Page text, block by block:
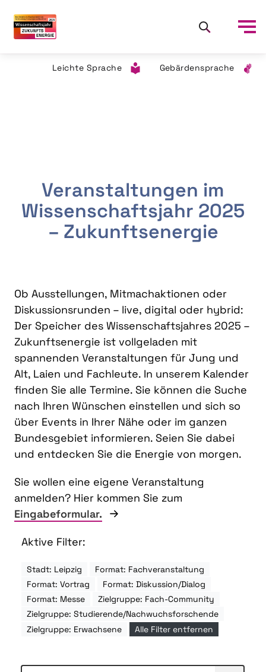
Leichte Sprache Gebärdensprache
Veranstaltungen im
Wissenschaftsjahr 2025
– Zukunftsenergie
Ob Ausstellungen, Mitmachaktionen oder
Diskussionsrunden – live, digital oder hybrid:
Der Speicher des Wissenschaftsjahres 2025 –
Zukunftsenergie ist vollgeladen mit
spannenden Veranstaltungen für Jung und
Alt, Laien und Fachleute. In unserem Kalender
finden Sie alle Termine. Sie können die Suche
nach Ihren Wünschen einstellen und sich so
über Events in Ihrer Nähe oder im ganzen
Bundesgebiet informieren. Seien Sie dabei
und entdecken Sie die Energie von morgen.
Sie wollen eine eigene Veranstaltung
anmelden? Hier kommen Sie zum
Eingabeformular.
Aktive Filter:
Stadt: Leipzig
Format: Fachveranstaltung
Format: Vortrag
Format: Diskussion/Dialog
Format: Messe
Zielgruppe: Fach-Community
Zielgruppe: Studierende/Nachwuchsforschende
Zielgruppe: Erwachsene
Alle Filter entfernen